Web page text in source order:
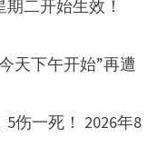
二开始生效！
天下午开始”再遭
伤一死！ 2026年8